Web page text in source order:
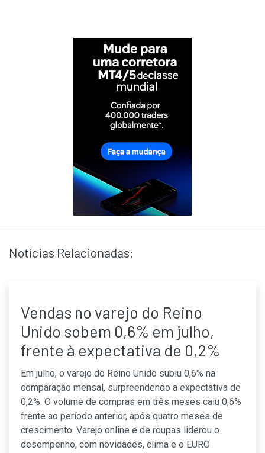
Notícias Relacionadas:
Vendas no varejo do Reino
Unido sobem 0,6% em julho,
frente à expectativa de 0,2%
Em julho, o varejo do Reino Unido subiu 0,6% na
comparação mensal, surpreendendo a expectativa de
0,2%. O volume de compras em três meses caiu 0,6%
frente ao período anterior, após quatro meses de
crescimento. Varejo online e de roupas liderou o
desempenho, com novidades, clima e o EURO